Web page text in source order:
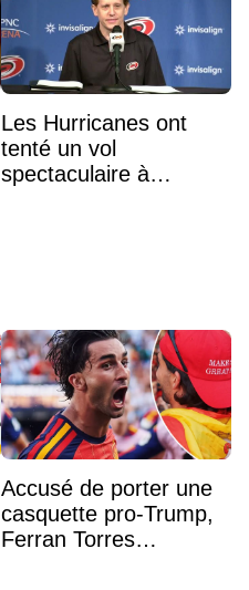
Les Hurricanes ont
tenté un vol
spectaculaire à
Accusé de porter une
casquette pro-Trump,
Ferran Torres